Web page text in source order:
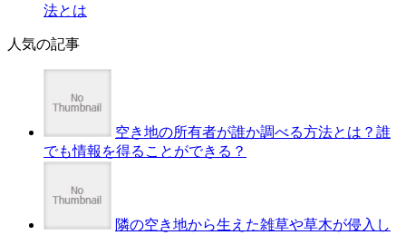
法とは
人気の記事
空き地の所有者が誰か調べる方法とは？誰
でも情報を得ることができる？
隣の空き地から生えた雑草や草木が侵入し